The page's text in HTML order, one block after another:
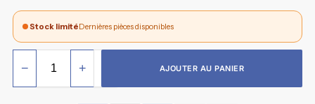
Stock limitéDernières pièces disponibles
− + AJOUTER AU PANIER